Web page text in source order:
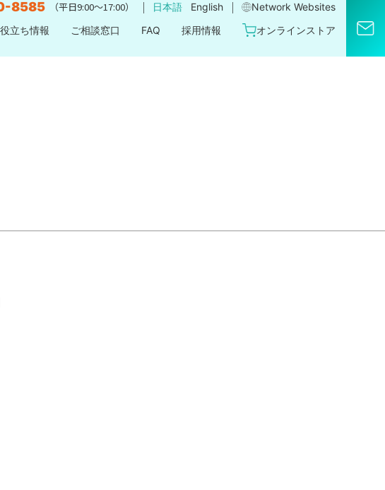
8585 （平日9:00〜17:00） ｜ 日本語 English ｜
Network Websites​
立ち情報 ご相談窓口 FAQ 採用情報 オンラインストア